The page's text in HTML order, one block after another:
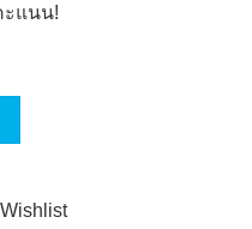
ะแนน!
4.0 NVMe M.2 ชิ้น